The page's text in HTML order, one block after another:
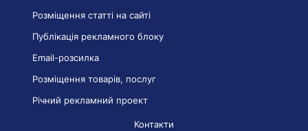
Розміщення статті на сайті
Публікація рекламного блоку
Email-розсилка
Розміщення товарів, послуг
Річний рекламний проект
Контакти